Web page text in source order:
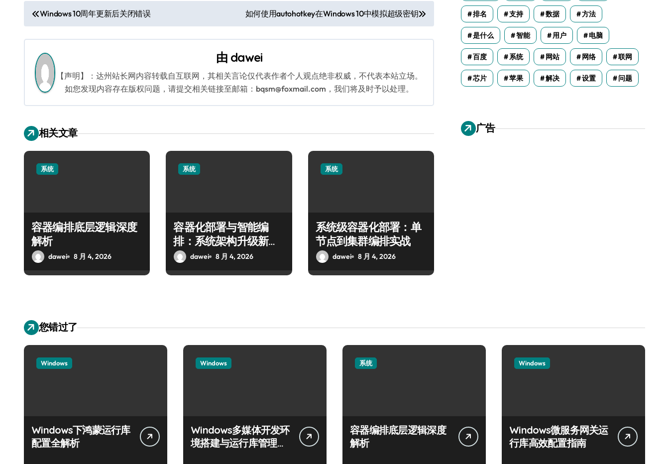
文
章
导
航
Windows 10周年更新后关闭错误 如何使用autohotkey在Windows 10中模拟超级密钥
由 dawei
【声明】：达州站长网内容转载自互联网，其相关言论仅代表作者个人观点绝非权威，不代表本站立场。
如您发现内容存在版权问题，请提交相关链接至邮箱：bqsm@foxmail.com，我们将及时予以处理。
相关文章
系统
容器编排底层逻辑深度
解析
dawei 8 月 4, 2026
系统
容器化部署与智能编
排：系统架构升级新实
践
dawei 8 月 4, 2026
系统
系统级容器化部署：单
节点到集群编排实战
dawei 8 月 4, 2026
排名 支持 数据 方法
是什么 智能 用户 电脑
百度 系统 网站 网络 联网
芯片 苹果 解决 设置 问题
广告
您错过了
Windows
Windows下鸿蒙运行库
配置全解析
Windows
Windows多媒体开发环
境搭建与运行库管理指
系统
容器编排底层逻辑深度
解析
Windows
Windows微服务网关运
行库高效配置指南